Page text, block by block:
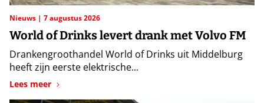
Nieuws 7 augustus 2026
World of Drinks levert drank met Volvo FM
Drankengroothandel World of Drinks uit Middelburg
heeft zijn eerste elektrische...
Lees meer